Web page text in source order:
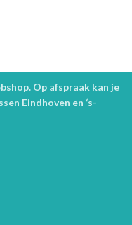
Op afspraak kan je
Eindhoven en ‘s-